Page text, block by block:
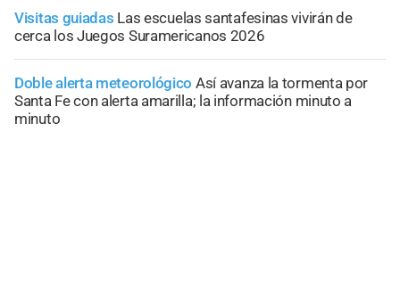
Visitas guiadas Las escuelas santafesinas vivirán de
cerca los Juegos Suramericanos 2026
Doble alerta meteorológico Así avanza la tormenta por
Santa Fe con alerta amarilla; la información minuto a
minuto